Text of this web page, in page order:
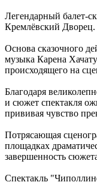
Легендарный балет-
Кремлёвский Дворец.
Основа сказочного
музыка Карена
происходящего на
Благодаря
и сюжет спектакля
прививая чувство
Потрясающая
площадках
завершенность
Спектакль